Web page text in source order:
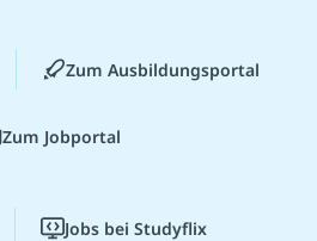
Zum Ausbildungsportal
Zum Jobportal
Jobs bei Studyflix